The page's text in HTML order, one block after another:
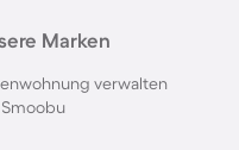
Marken
verwalten